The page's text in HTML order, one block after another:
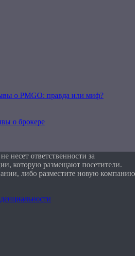
о PMGO: правда или миф?
о брокере
несет ответственности за
которую размещают посетители.
либо разместите новую компанию